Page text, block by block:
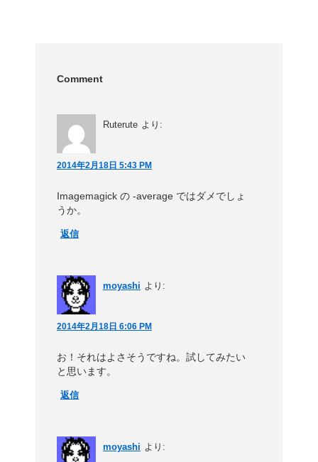
Comment
Ruterute より:
2014年2月18日 5:43 PM
Imagemagick の -average ではダメでしょ
うか。
返信
moyashi より:
2014年2月18日 6:06 PM
お！それはよさそうですね。試してみたい
と思います。
返信
moyashi より: